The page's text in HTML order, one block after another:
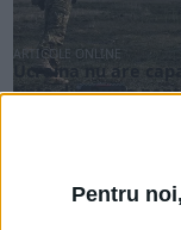
Pentru
ARTICOLE ONLINE
Ucraina nu are
ținte din Rusia
Ucraina nu are